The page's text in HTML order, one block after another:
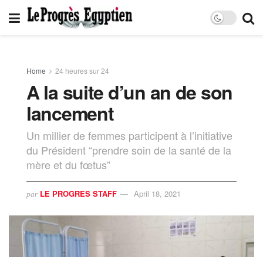
Home 24 heures sur 24
A la suite d’un an de son
lancement
Un millier de femmes participent à l’initiative
du Président “prendre soin de la santé de la
mère et du fœtus”
par LE PROGRES STAFF April 18, 2021